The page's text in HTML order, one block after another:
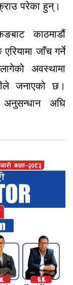
परेका हुन्।
काठमाडौं
जाँच गर्ने
अवस्थामा
जनाएको छ।
अघि